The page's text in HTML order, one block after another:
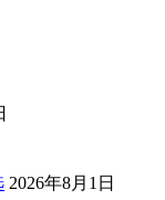
2026年8月1日